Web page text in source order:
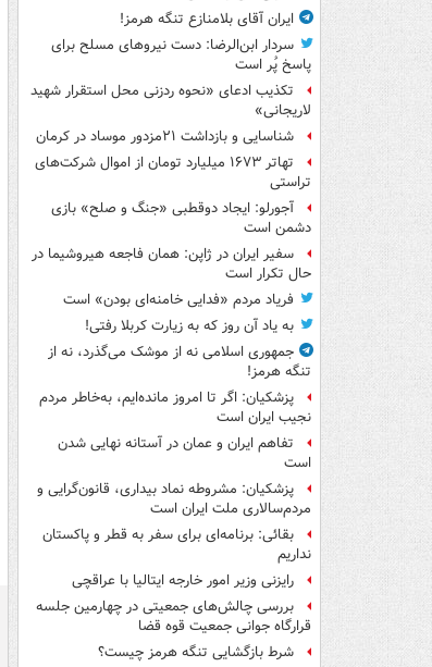
ایران آقای بلامنازع تنگه هرمز!
سردار ابن‌الرضا: دست نیروهای مسلح برای
پاسخ پُر است
تکذیب ادعای «نحوه ردزنی محل استقرار شهید
لاریجانی»
شناسایی و بازداشت ۲۱مزدور موساد در کرمان
تهاتر ۱۶۷۳ میلیارد تومان از اموال شرکت‌های
تراستی
آجورلو: ایجاد دوقطبی «جنگ و صلح‌» بازی
دشمن است
سفیر ایران در ژاپن: همان فاجعه هیروشیما در
حال تکرار است
فریاد مردم «فدایی خامنه‌ای بودن» است
به یاد آن روز که به زیارت کربلا رفتی!
جمهوری اسلامی نه از موشک می‌گذرد، نه از
تنگه هرمز!
پزشکیان: اگر تا امروز مانده‌ایم، به‌خاطر مردم
نجیب ایران است
تفاهم ایران و عمان در آستانه نهایی شدن
است
پزشکیان: مشروطه نماد بیداری، قانون‌گرایی و
مردم‌سالاری ملت ایران است
بقائی: برنامه‌ای برای سفر به قطر و پاکستان
نداریم
رایزنی وزیر امور خارجه ایتالیا با عراقچی
بررسی چالش‌های جمعیتی در چهارمین جلسه
قرارگاه جوانی جمعیت قوه قضا
شرط بازگشایی تنگه هرمز چیست؟